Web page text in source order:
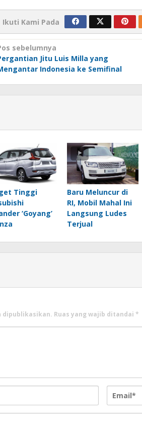
Ikuti Kami Pada
sebelumnya
Jitu Luis Milla yang
Indonesia ke Semifinal
Tinggi
‘Goyang’
Baru Meluncur di
RI, Mobil Mahal Ini
Langsung Ludes
Terjual
dipublikasikan. Ruas yang wajib ditandai *